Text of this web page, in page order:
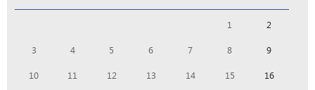
1 2
3 4 5 6 7 8 9
10 11 12 13 14 15 16